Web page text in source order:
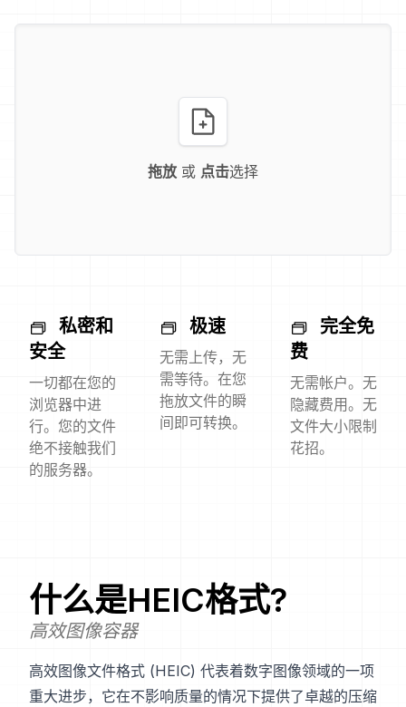
拖放 或 点击选择
私密和
安全
一切都在您的
浏览器中进
行。您的文件
绝不接触我们
的服务器。
极速
无需上传，无
需等待。在您
拖放文件的瞬
间即可转换。
完全免
费
无需帐户。无
隐藏费用。无
文件大小限制
花招。
什么是HEIC格式?
高效图像容器
高效图像文件格式 (HEIC) 代表着数字图像领域的一项
重大进步，它在不影响质量的情况下提供了卓越的压缩